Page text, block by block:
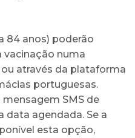
84 anos) poderão
vacinação numa
através da plataforma
portuguesas.
mensagem SMS de
data agendada. Se a
esta opção,